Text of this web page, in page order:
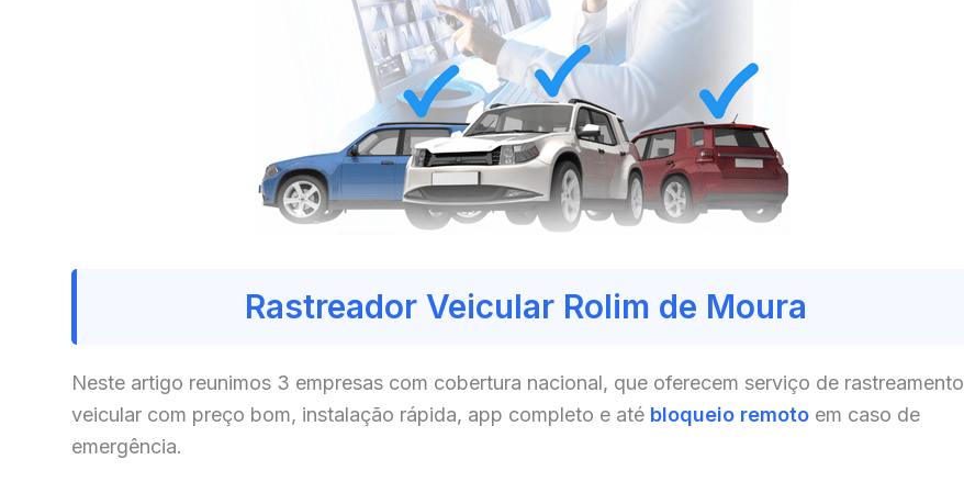
Rastreador Veicular Rolim de Moura
Neste artigo reunimos 3 empresas com cobertura nacional, que oferecem serviço de rastreamento
veicular com preço bom, instalação rápida, app completo e até bloqueio remoto em caso de
emergência.